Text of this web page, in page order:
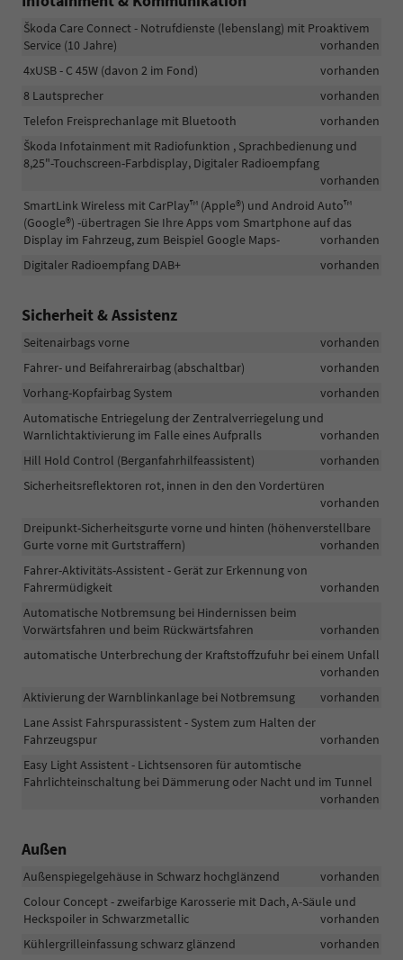
Škoda Care Connect - Notrufdienste (lebenslang) mit Proaktivem
Service (10 Jahre)
vorhanden
4xUSB - C 45W (davon 2 im Fond)
vorhanden
8 Lautsprecher
vorhanden
Telefon Freisprechanlage mit Bluetooth
vorhanden
Škoda Infotainment mit Radiofunktion , Sprachbedienung und
8,25"-Touchscreen-Farbdisplay, Digitaler Radioempfang
vorhanden
SmartLink Wireless mit CarPlay™ (Apple®) und Android Auto™
(Google®) -übertragen Sie Ihre Apps vom Smartphone auf das
Display im Fahrzeug, zum Beispiel Google Maps-
vorhanden
Digitaler Radioempfang DAB+
vorhanden
Sicherheit & Assistenz
Seitenairbags vorne
vorhanden
Fahrer- und Beifahrerairbag (abschaltbar)
vorhanden
Vorhang-Kopfairbag System
vorhanden
Automatische Entriegelung der Zentralverriegelung und
Warnlichtaktivierung im Falle eines Aufpralls
vorhanden
Hill Hold Control (Berganfahrhilfeassistent)
vorhanden
Sicherheitsreflektoren rot, innen in den den Vordertüren
vorhanden
Dreipunkt-Sicherheitsgurte vorne und hinten (höhenverstellbare
Gurte vorne mit Gurtstraffern)
vorhanden
Fahrer-Aktivitäts-Assistent - Gerät zur Erkennung von
Fahrermüdigkeit
vorhanden
Automatische Notbremsung bei Hindernissen beim
Vorwärtsfahren und beim Rückwärtsfahren
vorhanden
automatische Unterbrechung der Kraftstoffzufuhr bei einem Unfall
vorhanden
Aktivierung der Warnblinkanlage bei Notbremsung
vorhanden
Lane Assist Fahrspurassistent - System zum Halten der
Fahrzeugspur
vorhanden
Easy Light Assistent - Lichtsensoren für automtische
Fahrlichteinschaltung bei Dämmerung oder Nacht und im Tunnel
vorhanden
Außen
Außenspiegelgehäuse in Schwarz hochglänzend
vorhanden
Colour Concept - zweifarbige Karosserie mit Dach, A-Säule und
Heckspoiler in Schwarzmetallic
vorhanden
Kühlergrilleinfassung schwarz glänzend
vorhanden